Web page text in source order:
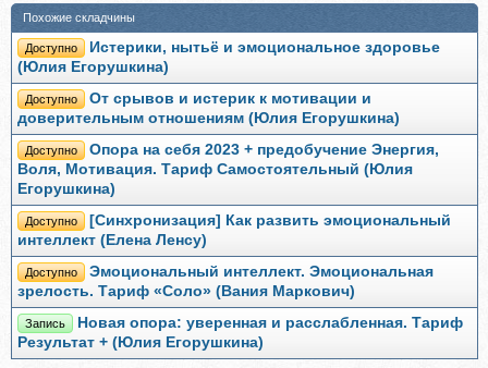
Похожие складчины
Доступно
Истерики, нытьё и эмоциональное здоровье
(Юлия Егорушкина)
Доступно
От срывов и истерик к мотивации и
доверительным отношениям (Юлия Егорушкина)
Доступно
Опора на себя 2023 + предобучение Энергия,
Воля, Мотивация. Тариф Самостоятельный (Юлия
Егорушкина)
Доступно
[Синхронизация] Как развить эмоциональный
интеллект (Елена Ленсу)
Доступно
Эмоциональный интеллект. Эмоциональная
зрелость. Тариф «Соло» (Вания Маркович)
Запись
Новая опора: уверенная и расслабленная. Тариф
Результат + (Юлия Егорушкина)